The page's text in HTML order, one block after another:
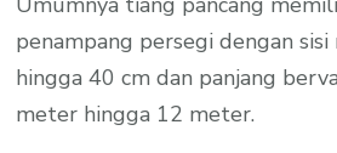
penampang persegi dengan
hingga 40 cm dan panjang
meter hingga 12 meter.